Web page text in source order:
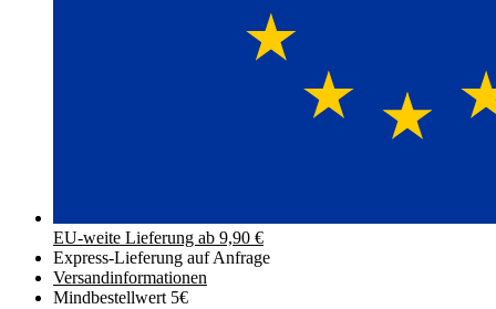
EU-weite Lieferung ab 9,90 €
Express-Lieferung auf Anfrage
Versand­informationen
Mindbestellwert 5€